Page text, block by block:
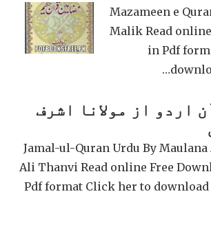
Mazameen e
Malik Read
in Pdf
اردو از مولانا اشرف
Jamal-ul-Quran Urdu By
Ali Thanvi Read online Free
Pdf format Click her to download